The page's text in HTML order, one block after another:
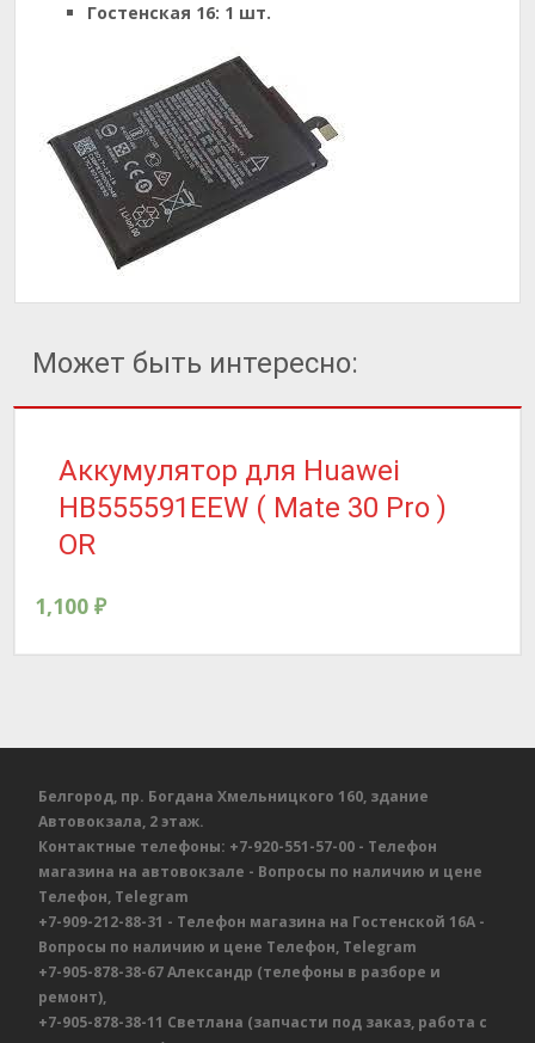
Гостенская 16: 1 шт.
Может быть интересно:
Аккумулятор для Huawei
HB555591EEW ( Mate 30 Pro )
OR
1,100 ₽
Белгород, пр. Богдана Хмельницкого 160, здание
Автовокзала, 2 этаж.
Контактные телефоны: +7-920-551-57-00 - Телефон
магазина на автовокзале - Вопросы по наличию и цене
Телефон, Telegram
+7-909-212-88-31 - Телефон магазина на Гостенской 16А -
Вопросы по наличию и цене Телефон, Telegram
+7-905-878-38-67Александр (телефоны в разборе и
ремонт),
+7-905-878-38-11 Светлана (запчасти под заказ, работа с